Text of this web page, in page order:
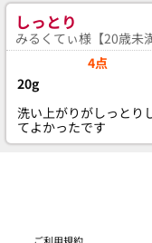
しっとり
みるくてぃ様【20歳未
4点
20g
洗い上がりがしっとり
てよかったです